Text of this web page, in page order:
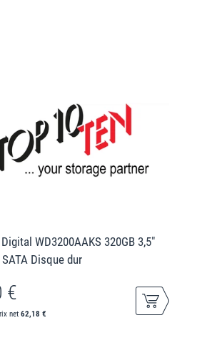
WD3200AAKS 320GB 3,5"
SATA Disque dur
€
net62,18 €